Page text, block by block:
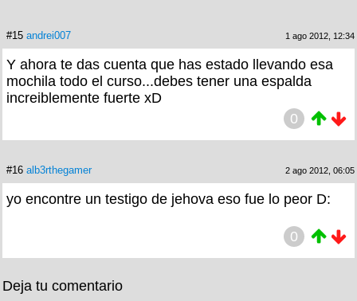
#15 andrei007 1 ago 2012, 12:34
Y ahora te das cuenta que has estado llevando esa
mochila todo el curso...debes tener una espalda
increiblemente fuerte xD
0
#16 alb3rthegamer 2 ago 2012, 06:05
yo encontre un testigo de jehova eso fue lo peor D:
0
Deja tu comentario